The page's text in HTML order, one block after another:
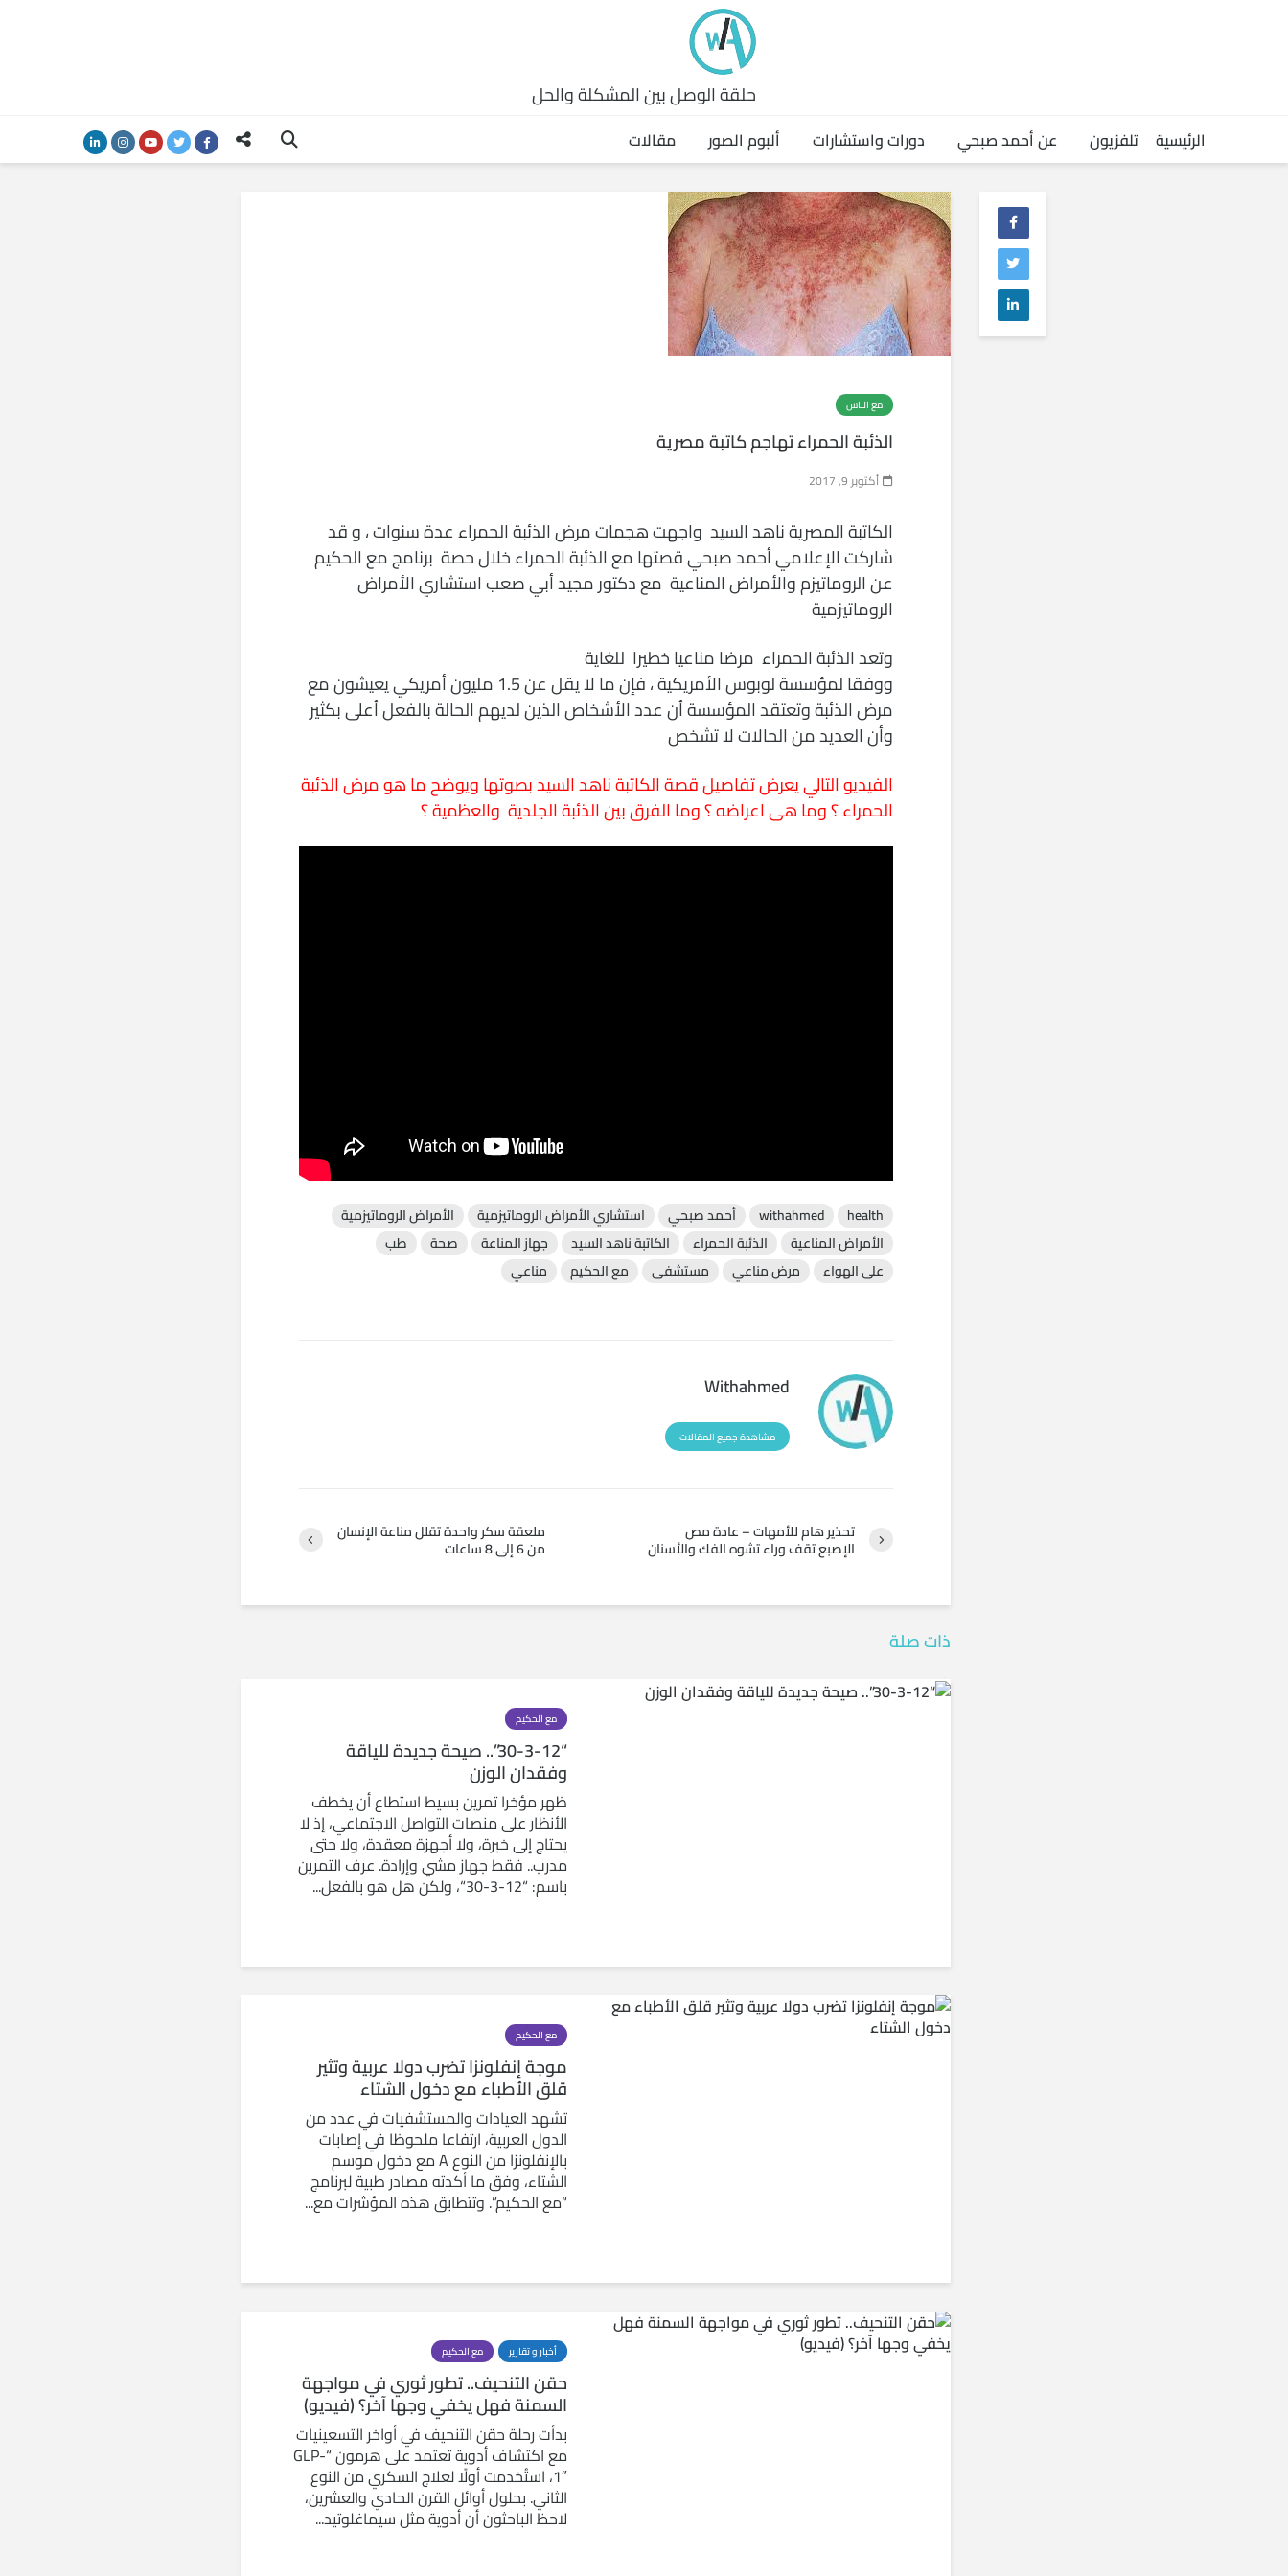
حلقة الوصل بين المشكلة والحل
الرئيسية تلفزيون عن أحمد صبحي دورات واستشارات ألبوم الصور مقالات
مع الناس
الذئبة الحمراء تهاجم كاتبة مصرية
أكتوبر 9, 2017
الكاتبة المصرية ناهد السيد واجهت هجمات مرض الذئبة الحمراء عدة سنوات ، و قد
شاركت الإعلامي أحمد صبحي قصتها مع الذئبة الحمراء خلال حصة برنامج مع الحكيم
عن الروماتيزم والأمراض المناعية مع دكتور مجيد أبي صعب استشاري الأمراض
الروماتيزمية
وتعدالذئبة الحمراء مرضا مناعيا خطيرا للغاية
ووفقا لمؤسسة لوبوس الأمريكية ، فإن ما لا يقل عن 1.5 مليون أمريكي يعيشون مع
مرض الذئبةوتعتقد المؤسسة أن عدد الأشخاص الذين لديهم الحالة بالفعل أعلى بكثير
وأن العديد من الحالات لا تشخص
الفيديو التالي يعرض تفاصيل قصة الكاتبة ناهد السيد بصوتها ويوضح ما هو مرض الذئبة
الحمراء ؟ وما هى اعراضه ؟ وما الفرق بين الذئبة الجلدية والعظمية ؟
health
withahmed أحمد صبحي استشاري الأمراض الروماتيزمية
الأمراض الروماتيزمية
الأمراض المناعية
الذئبة الحمراء الكاتبة ناهد السيد جهاز المناعة صحة
طب
على الهواء
مرض مناعي مستشفى مع الحكيم مناعي
Withahmed
مشاهدة جميع المقالات
ملعقة سكر واحدة تقلل مناعة الإنسان
من 6 إلى 8 ساعات
تحذير هام للأمهات – عادة مص
الإصبع تقف وراء تشوه الفك والأسنان
ذات صلة
مع الحكيم
“30-3-12”.. صيحة جديدة للياقة
وفقدان الوزن
ظهر مؤخرا تمرين بسيط استطاع أن يخطف
الأنظار على منصات التواصل الاجتماعي، إذ لا
يحتاج إلى خبرة، ولا أجهزة معقدة، ولا حتى
مدرب.. فقط جهاز مشي وإرادة. عرف التمرين
باسم: “12-3-30“، ولكن هل هو بالفعل...
مع الحكيم
موجة إنفلونزا تضرب دولا عربية وتثير
قلق الأطباء مع دخول الشتاء
تشهد العيادات والمستشفيات في عدد من
الدول العربية، ارتفاعا ملحوظا في إصابات
بالإنفلونزا من النوع A مع دخول موسم
الشتاء، وفق ما أكدته مصادر طبية لبرنامج
“مع الحكيم”. وتتطابق هذه المؤشرات مع...
أخبار و تقارير مع الحكيم
حقن التنحيف.. تطور ثوري في مواجهة
السمنة فهل يخفي وجها آخر؟ (فيديو)
بدأت رحلة حقن التنحيف في أواخر التسعينيات
مع اكتشاف أدوية تعتمد على هرمون “GLP-
1″، استُخدمت أولًا لعلاج السكري من النوع
الثاني. بحلول أوائل القرن الحادي والعشرين،
لاحظ الباحثون أن أدوية مثل سيماغلوتيد...